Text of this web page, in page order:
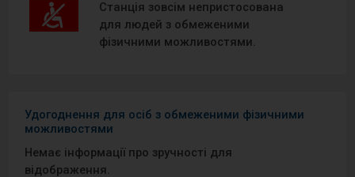
Станція зовсім непристосована
для людей з обмеженими
фізичними можливостями.
Удогоднення для осіб з обмеженими фізичними
можливостями
Немає інформації про зручності для
відображення.